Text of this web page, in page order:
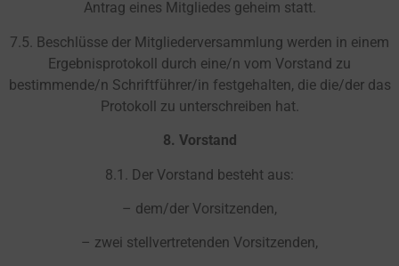
Antrag eines Mitgliedes geheim statt.
7.5. Beschlüsse der Mitgliederversammlung werden in einem
Ergebnisprotokoll durch eine/n vom Vorstand zu
bestimmende/n Schriftführer/in festgehalten, die die/der das
Protokoll zu unterschreiben hat.
8. Vorstand
8.1. Der Vorstand besteht aus:
– dem/der Vorsitzenden,
– zwei stellvertretenden Vorsitzenden,